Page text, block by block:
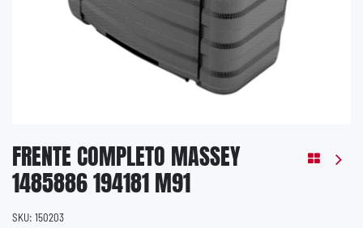
FRENTE COMPLETO MASSEY
1485886 194181 M91
SKU: 150203